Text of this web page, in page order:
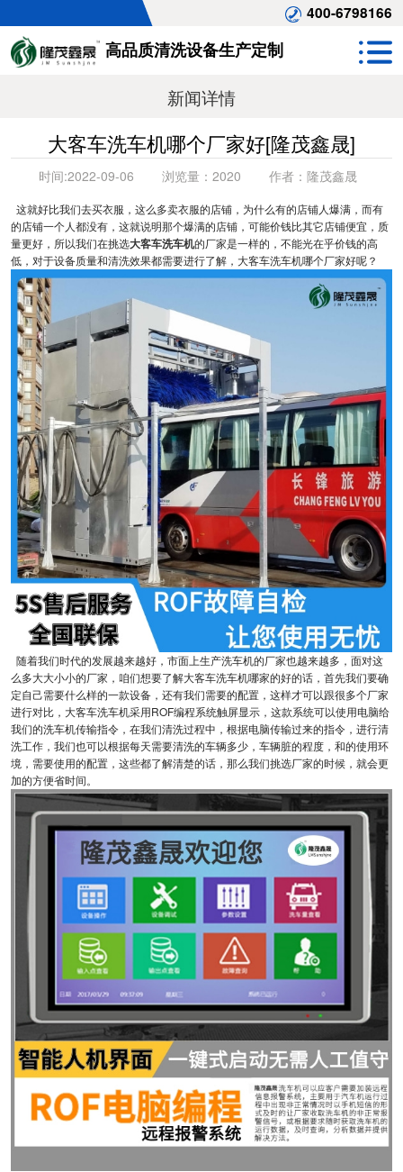
400-6798166
高品质清洗设备生产定制
新闻详情
大客车洗车机哪个厂家好[隆茂鑫晟]
时间:2022-09-06 浏览量： 2020 作者： 隆茂鑫晟
这就好比我们去买衣服，这么多卖衣服的店铺，为什么有的店铺人爆满，而有
的店铺一个人都没有，这就说明那个爆满的店铺，可能价钱比其它店铺便宜，质
量更好，所以我们在挑选大客车洗车机的厂家是一样的，不能光在乎价钱的高
低，对于设备质量和清洗效果都需要进行了解，大客车洗车机哪个厂家好呢？
随着我们时代的发展越来越好，市面上生产洗车机的厂家也越来越多，面对这
么多大大小小的厂家，咱们想要了解大客车洗车机哪家的好的话，首先我们要确
定自己需要什么样的一款设备，还有我们需要的配置，这样才可以跟很多个厂家
进行对比，大客车洗车机采用ROF编程系统触屏显示，这款系统可以使用电脑给
我们的洗车机传输指令，在我们清洗过程中，根据电脑传输过来的指令，进行清
洗工作，我们也可以根据每天需要清洗的车辆多少，车辆脏的程度，和的使用环
境，需要使用的配置，这些都了解清楚的话，那么我们挑选厂家的时候，就会更
加的方便省时间。